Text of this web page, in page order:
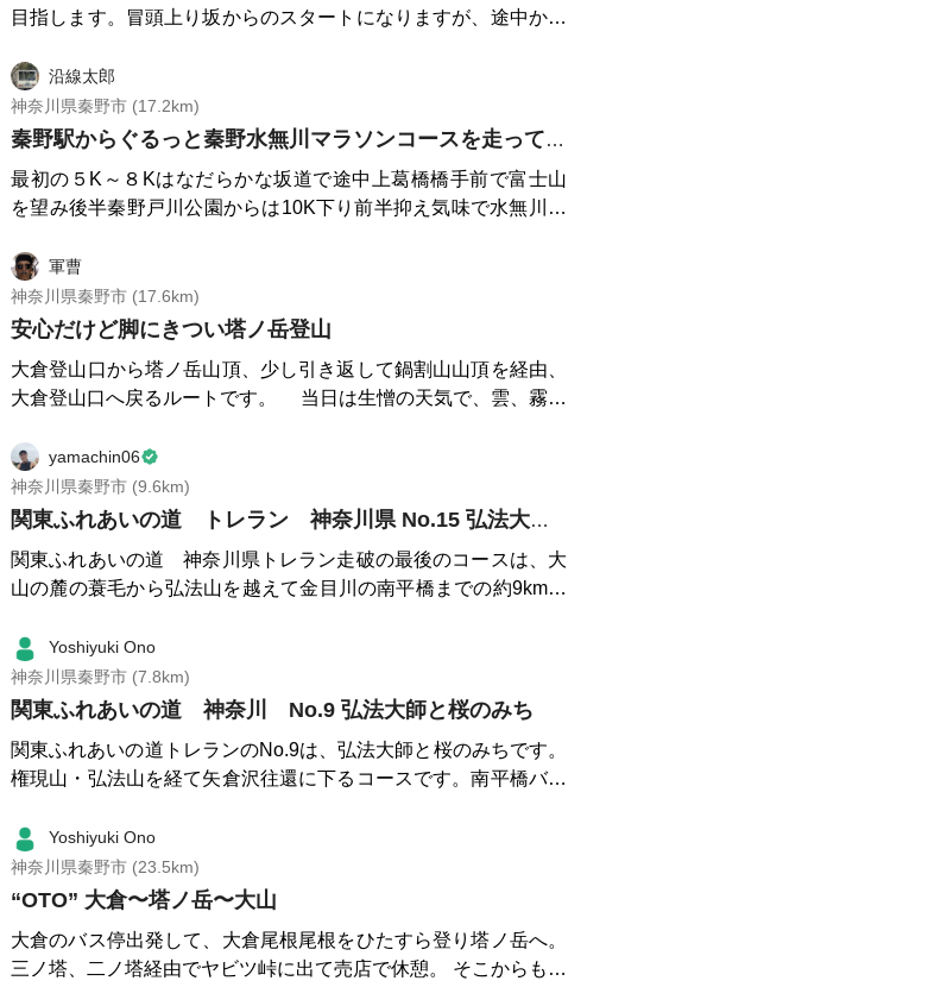
目指します。冒頭上り坂からのスタートになりますが、途中から
れていない畦道を楽しく、また、酒匂川沿いのサイクリングコー
スなど自然豊かなコースとなっています。ゴールの後は小田原城
を散策するもよし。駅前に温浴施設や飲食店も充実しているので
沿線太郎
神奈川県秦野市 (17.2km)
秦野駅からぐるっと秦野水無川マラソンコースを走ってみよう
最初の５K～８Kはなだらかな坂道で途中上葛橋橋手前で富士山
を望み後半秦野戸川公園からは10K下り前半抑え気味で水無川を
軍曹
神奈川県秦野市 (17.6km)
安心だけど脚にきつい塔ノ岳登山
大倉登山口から塔ノ岳山頂、少し引き返して鍋割山山頂を経由、
大倉登山口へ戻るルートです。 当日は生憎の天気で、雲、霧に
す。霧も幻想的で好きなのですが。 登山道はよく整備されてお
り、迷う心配なく山頂を目指すことが出来ます。所々走ることも
出来ますが、鍋割山を下山してから大倉に戻るまでの5kmぐらい
利用でのアクセスが抜群に便利です。公園の駐車場は8:00からの
営業なので、早朝登山の場合は手前のコインパーキング利用とな
し、車で少し移動すればスーパー銭湯もあります。 ※ヒルが多い
との情報があったので、ヒル避けのスプレーを持参しましたが、
気づいた時には足首をチューチューされていました😅
yamachin06
神奈川県秦野市 (9.6km)
関東ふれあいの道 トレラン 神奈川県 No.15 弘法大師と丹沢へのみち
関東ふれあいの道 神奈川県トレラン走破の最後のコースは、大
山の麓の蓑毛から弘法山を越えて金目川の南平橋までの約9kmで
す。名古木交差点で国道246号を渡り緬羊の里まで車道を登り、
そこからは山道となります。桜並木を過ぎると権現山の展望台、
その脇を下ります。標識を見落とさないように下るとバスも通る
どなく終点の金目川沿いの南平橋バス停です。 これで神奈川県内
の全17コースを全て走破しました。 次は東京都編の走破を目指
Yoshiyuki Ono
神奈川県秦野市 (7.8km)
関東ふれあいの道 神奈川 No.9 弘法大師と桜のみち
関東ふれあいの道トレランのNo.9は、弘法大師と桜のみちです。
権現山・弘法山を経て矢倉沢往還に下るコースです。南平橋バス
正規のコースなのですが、曲がる箇所を間違えて川沿いに東名の
下をくぐり権現山に登りました。登りの途中で雨が強くなり、木
の下でしばらく雨宿り。権現山の山頂には立派な展望台がありま
峠に向かい国道246号に出てトンネルを抜けて右に折れると矢倉
沢往還です。奈良時代まで主要街道として使われていた歴史ある
Yoshiyuki Ono
神奈川県秦野市 (23.5km)
“OTO” 大倉〜塔ノ岳〜大山
大倉のバス停出発して、大倉尾根尾根をひたすら登り塔ノ岳へ。
三ノ塔、二ノ塔経由でヤビツ峠に出て売店で休憩。 そこからもう